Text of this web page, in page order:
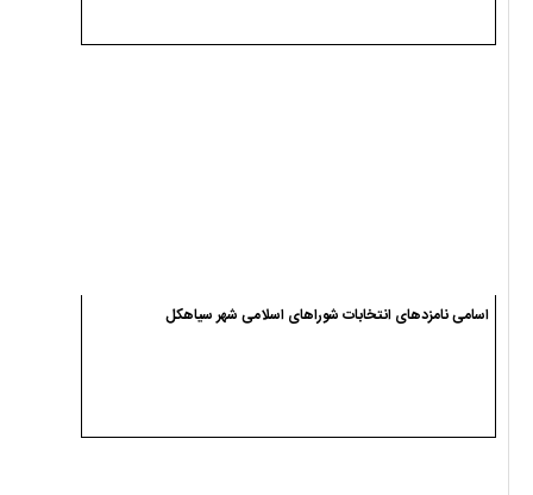
اسامی نامزدهای انتخابات شوراهای اسلامی شهر سیاهکل